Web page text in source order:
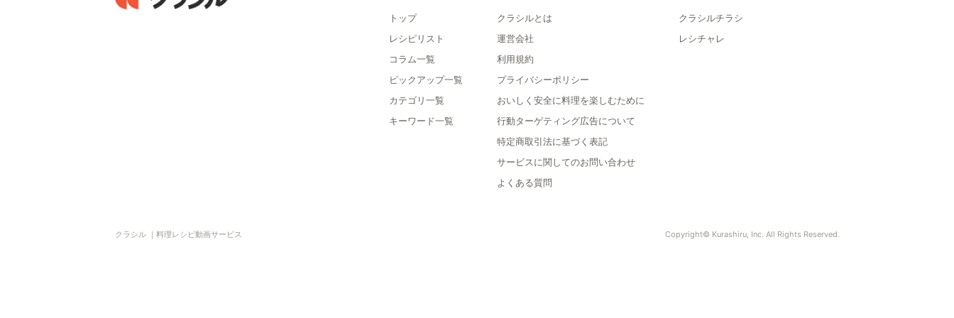
トップ
レシピリスト
コラム一覧
ピックアップ一覧
カテゴリ一覧
キーワード一覧
クラシルとは
運営会社
利用規約
プライバシーポリシー
おいしく安全に料理を楽しむために
行動ターゲティング広告について
特定商取引法に基づく表記
サービスに関してのお問い合わせ
よくある質問
クラシルチラシ
レシチャレ
クラシル ｜料理レシピ動画サービス Copyright© Kurashiru, Inc. All Rights Reserved.